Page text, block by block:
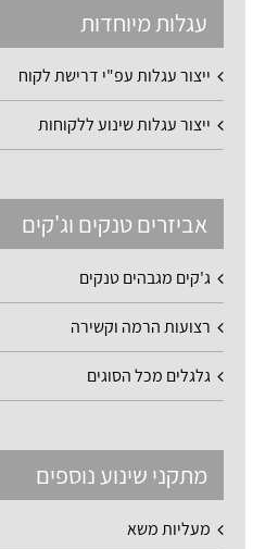
עגלות מיוחדות
ייצור עגלות עפ"י דרישת לקוח
ייצור עגלות שינוע ללקוחות
אביזרים טנקים וג'קים
ג'קים מגבהים טנקים
רצועות הרמה וקשירה
גלגלים מכל הסוגים
מתקני שינוע נוספים
מעליות משא